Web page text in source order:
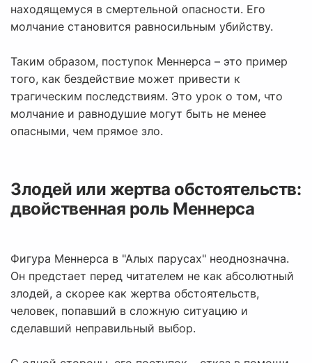
находящемуся в смертельной опасности. Его
молчание становится равносильным убийству.
Таким образом, поступок Меннерса – это пример
того, как бездействие может привести к
трагическим последствиям. Это урок о том, что
молчание и равнодушие могут быть не менее
опасными, чем прямое зло.
Злодей или жертва обстоятельств:
двойственная роль Меннерса
Фигура Меннерса в "Алых парусах" неоднозначна.
Он предстает перед читателем не как абсолютный
злодей, а скорее как жертва обстоятельств,
человек, попавший в сложную ситуацию и
сделавший неправильный выбор.